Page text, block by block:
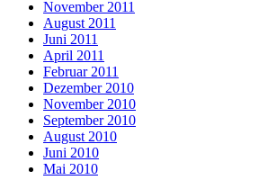
November 2011
August 2011
Juni 2011
April 2011
Februar 2011
Dezember 2010
November 2010
September 2010
August 2010
Juni 2010
Mai 2010